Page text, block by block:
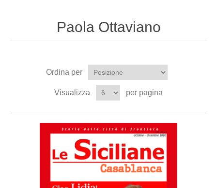
Paola Ottaviano
Ordina per
Visualizza per pagina